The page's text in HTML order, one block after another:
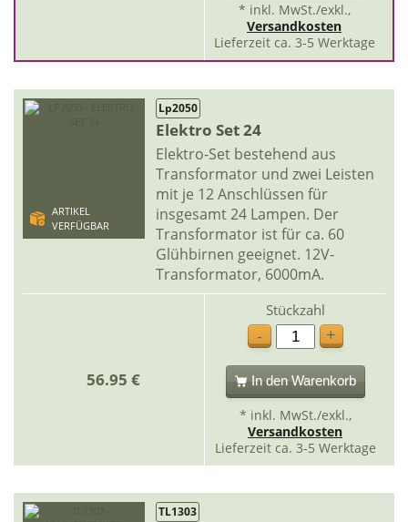
* inkl. MwSt./exkl.,
Versandkosten
Lieferzeit ca. 3-5 Werktage
ARTIKEL
VERFÜGBAR
Lp2050
Elektro Set 24
Elektro-Set bestehend aus
Transformator und zwei Leisten
mit je 12 Anschlüssen für
insgesamt 24 Lampen. Der
Transformator ist für ca. 60
Glühbirnen geeignet. 12V-
Transformator, 6000mA.
56.95 €
Stückzahl
-
+
In den Warenkorb
* inkl. MwSt./exkl.,
Versandkosten
Lieferzeit ca. 3-5 Werktage
TL1303